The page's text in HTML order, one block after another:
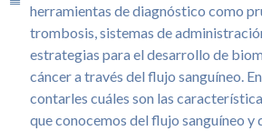
herramientas de diagnóstico como
trombosis, sistemas de
estrategias para el desarrollo de
cáncer a través del flujo sanguíneo.
contarles cuáles son las
que conocemos del flujo sanguíneo y